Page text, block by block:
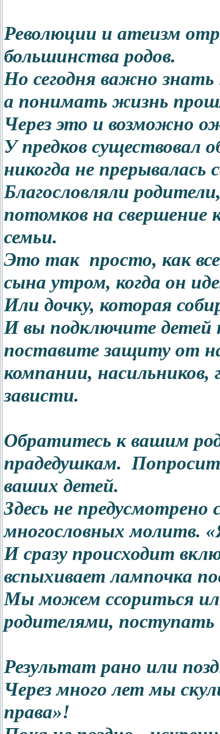
Революции и атеизм
большинства родов.
Но сегодня важно знать
а понимать жизнь
Через это и возможно
У предков существовал
никогда не прерывалась
Благословляли
потомков на свершение
семьи.
Это так просто, как
сына утром, когда он
Или дочку, которая
И вы подключите детей
поставите защиту от
компании, насильников,
зависти.
Обратитесь к вашим
прадедушкам.
ваших детей.
Здесь не
многословных молитв.
И сразу происходит
вспыхивает лампочка
Мы можем ссориться
родителями, поступать
Результат рано или
Через много лет мы
права»!